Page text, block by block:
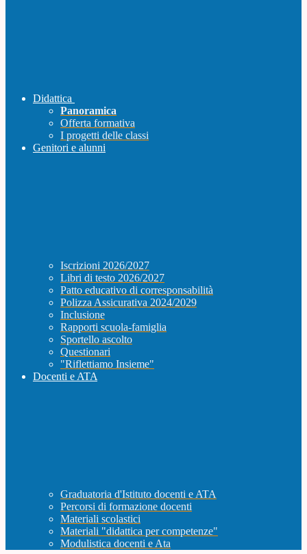
Didattica
Panoramica
Offerta formativa
I progetti delle classi
Genitori e alunni
Iscrizioni 2026/2027
Libri di testo 2026/2027
Patto educativo di corresponsabilità
Polizza Assicurativa 2024/2029
Inclusione
Rapporti scuola-famiglia
Sportello ascolto
Questionari
"Riflettiamo Insieme"
Docenti e ATA
Graduatoria d'Istituto docenti e ATA
Percorsi di formazione docenti
Materiali scolastici
Materiali "didattica per competenze"
Modulistica docenti e Ata